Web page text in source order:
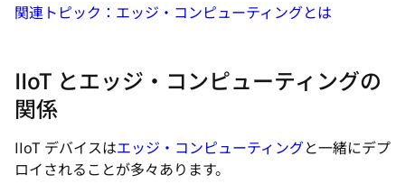
関連トピック：エッジ・コンピューティングとは
IIoT とエッジ・コンピューティングの
関係
IIoT デバイスはエッジ・コンピューティングと一緒にデプ
ロイされることが多々あります。